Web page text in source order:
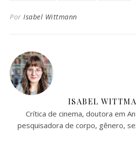
Por Isabel Wittmann
ISABEL
Crítica de cinema, doutora em
pesquisadora de corpo, gênero,